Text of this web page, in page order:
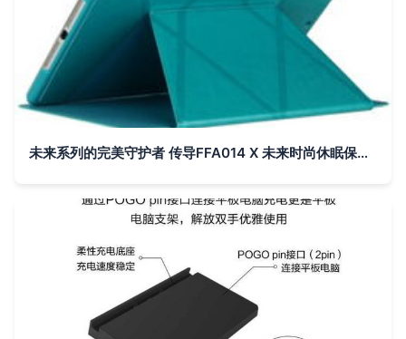
未来系列的完美守护者 传导FFA014 X 未来时尚休眠保护套测评